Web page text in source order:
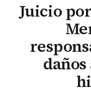
Juicio